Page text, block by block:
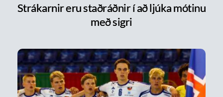
Strákarnir eru staðráðnir í að ljúka mótinu
með sigri